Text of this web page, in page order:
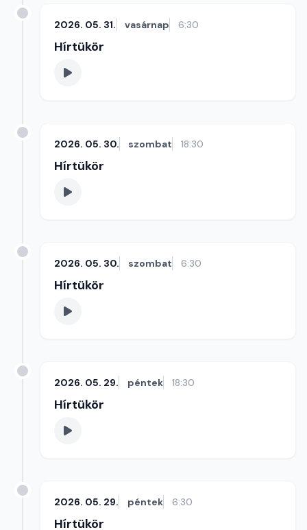
2026. 05. 31. vasárnap 6:30
Hírtükör
2026. 05. 30. szombat 18:30
Hírtükör
2026. 05. 30. szombat 6:30
Hírtükör
2026. 05. 29. péntek 18:30
Hírtükör
2026. 05. 29. péntek 6:30
Hírtükör